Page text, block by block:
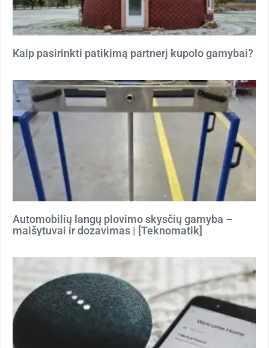
Kaip pasirinkti patikimą partnerį kupolo gamybai?
Automobilių langų plovimo skysčių gamyba –
maišytuvai ir dozavimas | [Teknomatik]